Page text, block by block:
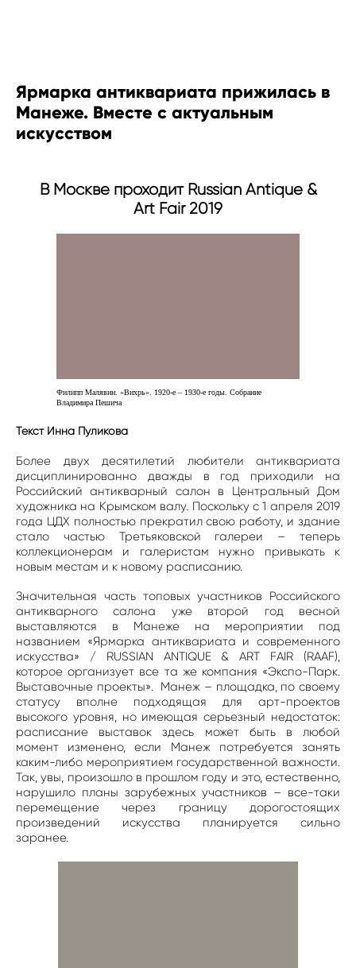
Ярмарка антиквариата прижилась в
Манеже. Вместе с актуальным
искусcтвом
В Москве проходит Russian Antique &
Art Fair 2019
Филипп Малявин. «Вихрь». 1920-е – 1930-е годы. Собрание
Владимира Пешича
Текст Инна Пуликова
Более двух десятилетий любители антиквариата
дисциплинированно дважды в год приходили на
Российский антикварный салон в Центральный Дом
художника на Крымском валу. Поскольку с 1 апреля 2019
года ЦДХ полностью прекратил свою работу, и здание
стало частью Третьяковской галереи – теперь
коллекционерам и галеристам нужно привыкать к
новым местам и к новому расписанию.
Значительная часть топовых участников Российского
антикварного салона уже второй год весной
выставляются в Манеже на мероприятии под
названием «Ярмарка антиквариата и современного
искусства» / RUSSIAN ANTIQUE & ART FAIR (RAAF),
которое организует все та же компания «Экспо-Парк.
Выставочные проекты». Манеж – площадка, по своему
статусу вполне подходящая для арт-проектов
высокого уровня, но имеющая серьезный недостаток:
расписание выставок здесь может быть в любой
момент изменено, если Манеж потребуется занять
каким-либо мероприятием государственной важности.
Так, увы, произошло в прошлом году и это, естественно,
нарушило планы зарубежных участников – все-таки
перемещение через границу дорогостоящих
произведений искусства планируется сильно
заранее.